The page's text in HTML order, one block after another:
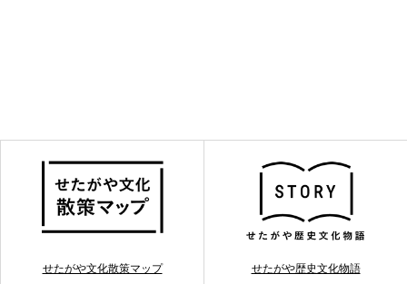
せたがや文化散策マップ せたがや歴史文化物語